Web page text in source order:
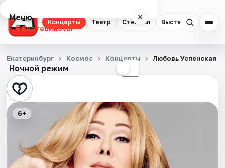
Концерты Театр Стендап Выставки
Меню ×
Екатеринбург
Концерты
Театр
Стендап
Квесты
Ночной режим ☾
Екатеринбург Космос Концерты Любовь Успенская
6+